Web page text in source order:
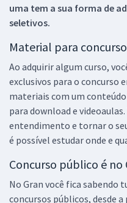
uma tem a sua forma de
seletivos.
Material para concurso
Ao adquirir algum curso,
exclusivos para o concurso
materiais com um
para download e
entendimento e tornar o
é possível estudar onde e
Concurso público é no
No Gran você fica sabendo
concursos públicos, desde